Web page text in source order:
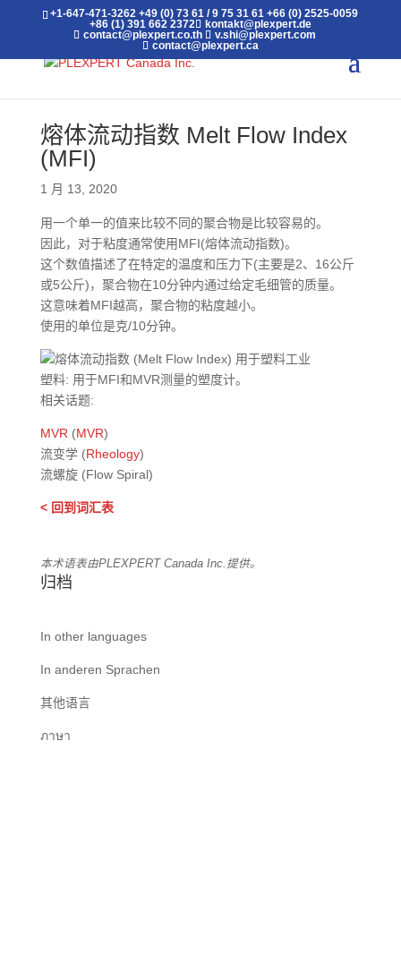
+1-647-471-3262 +49 (0) 73 61 / 9 75 31 61+66 (0) 2525-0059
+86 (1) 391 662 2372
kontakt@plexpert.de
contact@plexpert.co.th
v.shi@plexpert.com
contact@plexpert.ca
熔体流动指数 Melt Flow Index
(MFI)
1 月 13, 2020
用一个单一的值来比较不同的聚合物是比较容易的。
因此，对于粘度通常使用MFI(熔体流动指数)。
这个数值描述了在特定的温度和压力下(主要是2、16公斤
或5公斤)，聚合物在10分钟内通过给定毛细管的质量。
这意味着MFI越高，聚合物的粘度越小。
使用的单位是克/10分钟。
塑料: 用于MFI和MVR测量的塑度计。
相关话题:
MVR (MVR)
流变学 (Rheology)
流螺旋 (Flow Spiral)
< 回到词汇表
本术语表由PLEXPERT Canada Inc.提供。
归档
In other languages
In anderen Sprachen
其他语言
ภาษา